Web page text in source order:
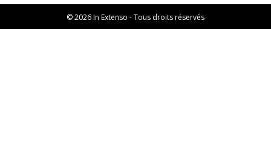
© 2026 In Extenso - Tous droits réservés